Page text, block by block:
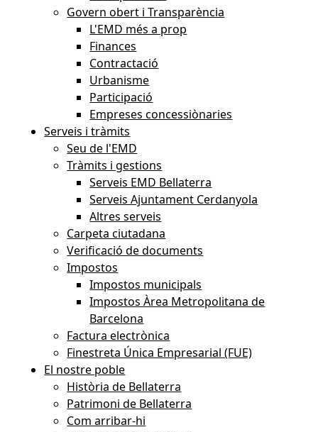
Govern obert i Transparència
L'EMD més a prop
Finances
Contractació
Urbanisme
Participació
Empreses concessiònaries
Serveis i tràmits
Seu de l'EMD
Tràmits i gestions
Serveis EMD Bellaterra
Serveis Ajuntament Cerdanyola
Altres serveis
Carpeta ciutadana
Verificació de documents
Impostos
Impostos municipals
Impostos Àrea Metropolitana de
Barcelona
Factura electrònica
Finestreta Única Empresarial (FUE)
El nostre poble
Història de Bellaterra
Patrimoni de Bellaterra
Com arribar-hi